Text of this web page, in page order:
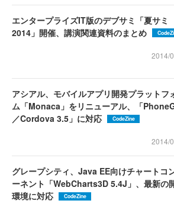
エンタープライズIT版のデブサミ「夏サミ
2014」開催、講演関連資料のまとめ
2014/
アシアル、モバイルアプリ開発プラットフ
ム「Monaca」をリニューアル、「
／Cordova 3.5」に対応
CodeZine
2014/
グレープシティ、Java EE向けチャートコ
ーネント「WebCharts3D 5.4J」、最新の
環境に対応
CodeZine